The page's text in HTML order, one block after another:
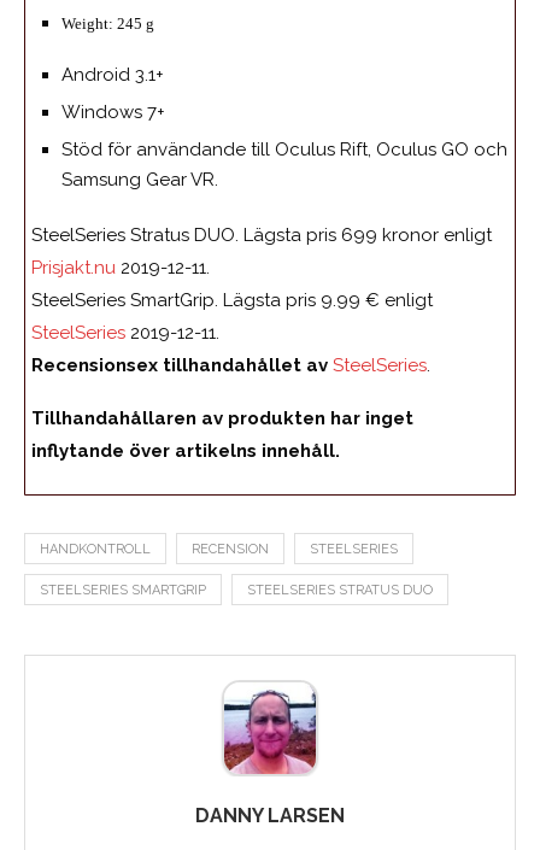
Weight: 245 g
Android 3.1+
Windows 7+
Stöd för användande till Oculus Rift, Oculus GO och
Samsung Gear VR.
SteelSeries Stratus DUO. Lägsta pris 699 kronor enligt
Prisjakt.nu 2019-12-11.
SteelSeries SmartGrip. Lägsta pris 9.99 € enligt
SteelSeries 2019-12-11.
Recensionsex tillhandahållet av SteelSeries.
Tillhandahållaren av produkten har inget
inflytande över artikelns innehåll.
HANDKONTROLL RECENSION STEELSERIES
STEELSERIES SMARTGRIP STEELSERIES STRATUS DUO
DANNY LARSEN